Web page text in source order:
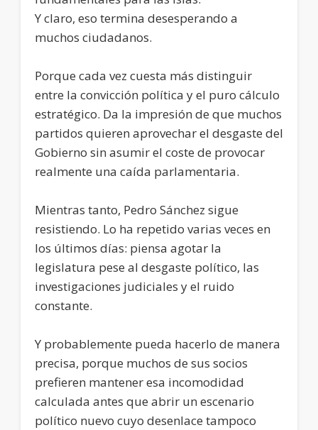
Y claro, eso termina desesperando a
muchos ciudadanos.
Porque cada vez cuesta más distinguir
entre la convicción política y el puro cálculo
estratégico. Da la impresión de que muchos
partidos quieren aprovechar el desgaste del
Gobierno sin asumir el coste de provocar
realmente una caída parlamentaria.
Mientras tanto, Pedro Sánchez sigue
resistiendo. Lo ha repetido varias veces en
los últimos días: piensa agotar la
legislatura pese al desgaste político, las
investigaciones judiciales y el ruido
constante.
Y probablemente pueda hacerlo de manera
precisa, porque muchos de sus socios
prefieren mantener esa incomodidad
calculada antes que abrir un escenario
político nuevo cuyo desenlace tampoco